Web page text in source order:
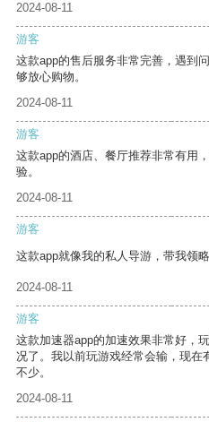
2024-08-11
游客
这款app的售后服务非常完善，遇到
够放心购物。
2024-08-11
游客
这款app的酒店、餐厅推荐非常有用
验。
2024-08-11
游客
这款app就像我的私人导游，带我领
2024-08-11
游客
这款加速器app的加速效果非常好，
况了。我以前玩游戏经常会输，现在
不少。
2024-08-11